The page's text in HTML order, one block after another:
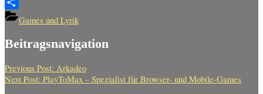
TeilenGames und Lyrik
Beitragsnavigation
Previous Post: Arkadeo
Next Post: PlayToMax – Spezialist für Browser- und Mobile-Games